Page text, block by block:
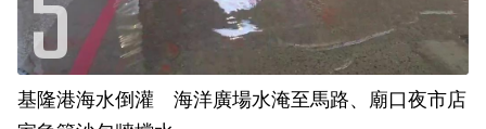
基隆港海水倒灌 海洋廣場水淹至馬路、廟口夜市店